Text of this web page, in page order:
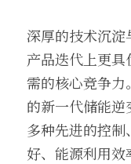
深厚的技术沉
产品迭代上更
需的核心竞争
的新一代储能
多种先进的控
好、能源利用